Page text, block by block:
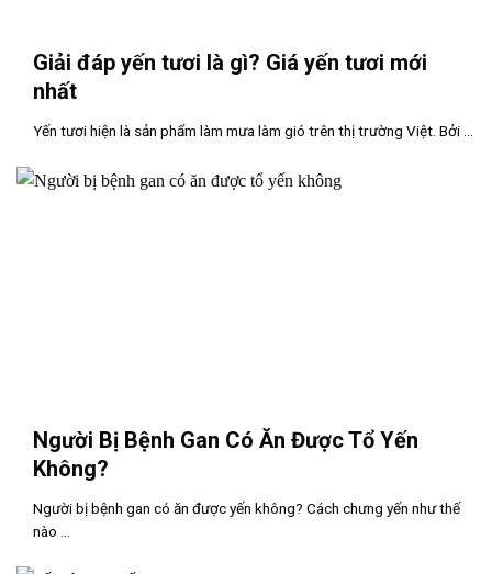
Giải đáp yến tươi là gì? Giá yến tươi mới
nhất
Yến tươi hiện là sản phẩm làm mưa làm gió trên thị trường Việt. Bởi ...
Người Bị Bệnh Gan Có Ăn Được Tổ Yến
Không?
Người bị bệnh gan có ăn được yến không? Cách chưng yến như thế
nào ...